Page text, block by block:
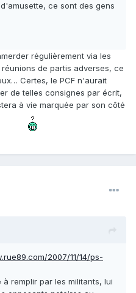
ce sont des gens
régulièrement via les
de partis adverses, ce
Certes, le PCF n'aurait
de telles consignes par écrit,
à vie marquée par son côté
2007/11/14/ps-
remplir par les militants, lui